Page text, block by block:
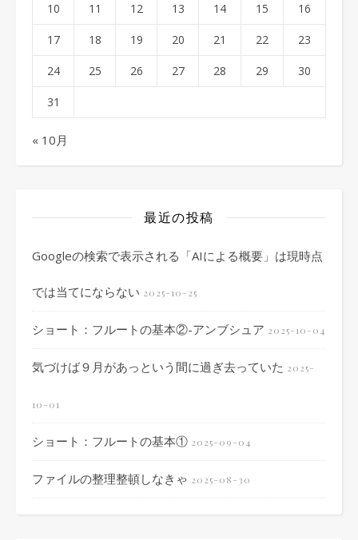
10 11 12 13 14 15 16
17 18 19 20 21 22 23
24 25 26 27 28 29 30
31
« 10月
最近の投稿
Googleの検索で表示される「AIによる概要」は現時点
では当てにならない 2025-10-25
ショート：フルートの基本②-アンブシュア 2025-10-04
気づけば９月があっという間に過ぎ去っていた 2025-
10-01
ショート：フルートの基本① 2025-09-04
ファイルの整理整頓しなきゃ 2025-08-30